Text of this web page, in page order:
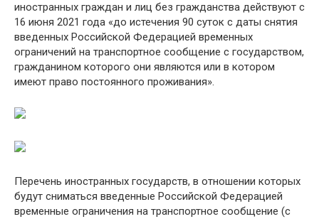
иностранных граждан и лиц без гражданства действуют с
16 июня 2021 года «до истечения 90 суток с даты снятия
введенных Российской Федерацией временных
ограничений на транспортное сообщение с государством,
гражданином которого они являются или в котором
имеют право постоянного проживания».
Перечень иностранных государств, в отношении которых
будут сниматься введенные Российской Федерацией
временные ограничения на транспортное сообщение (с